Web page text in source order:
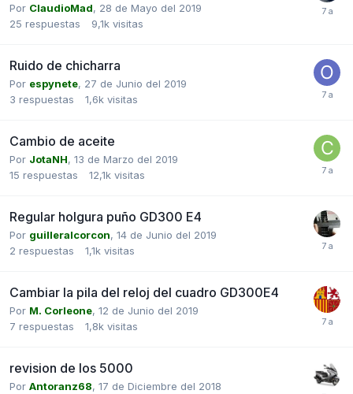
Por ClaudioMad, 28 de Mayo del 2019
25 respuestas 9,1k visitas
Ruido de chicharra
Por espynete, 27 de Junio del 2019
3 respuestas 1,6k visitas
Cambio de aceite
Por JotaNH, 13 de Marzo del 2019
15 respuestas 12,1k visitas
Regular holgura puño GD300 E4
Por guilleralcorcon, 14 de Junio del 2019
2 respuestas 1,1k visitas
Cambiar la pila del reloj del cuadro GD300E4
Por M. Corleone, 12 de Junio del 2019
7 respuestas 1,8k visitas
revision de los 5000
Por Antoranz68, 17 de Diciembre del 2018